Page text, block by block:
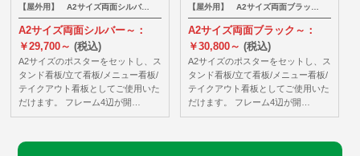
【屋外用】 A2サイズ両面シルバ…
A2サイズ両面シルバー～：
￥29,700～(税込)
A2サイズのポスターをセットし、ス
タンド看板/立て看板/メニュー看板/
テイクアウト看板としてご使用いた
だけます。 フレーム4辺が開…
【屋外用】 A2サイズ両面ブラッ…
A2サイズ両面ブラック～：
￥30,800～ (税込)
A2サイズのポスターをセットし、ス
タンド看板/立て看板/メニュー看板/
テイクアウト看板としてご使用いた
だけます。 フレーム4辺が開…